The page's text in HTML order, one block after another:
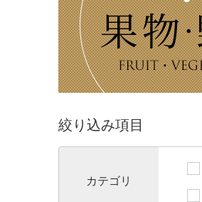
絞り込み項目
カテゴリ